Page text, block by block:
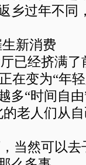
乡过年不同
新消费
已经挤满
在变为“年
多“时间自
老人们从
当然可以